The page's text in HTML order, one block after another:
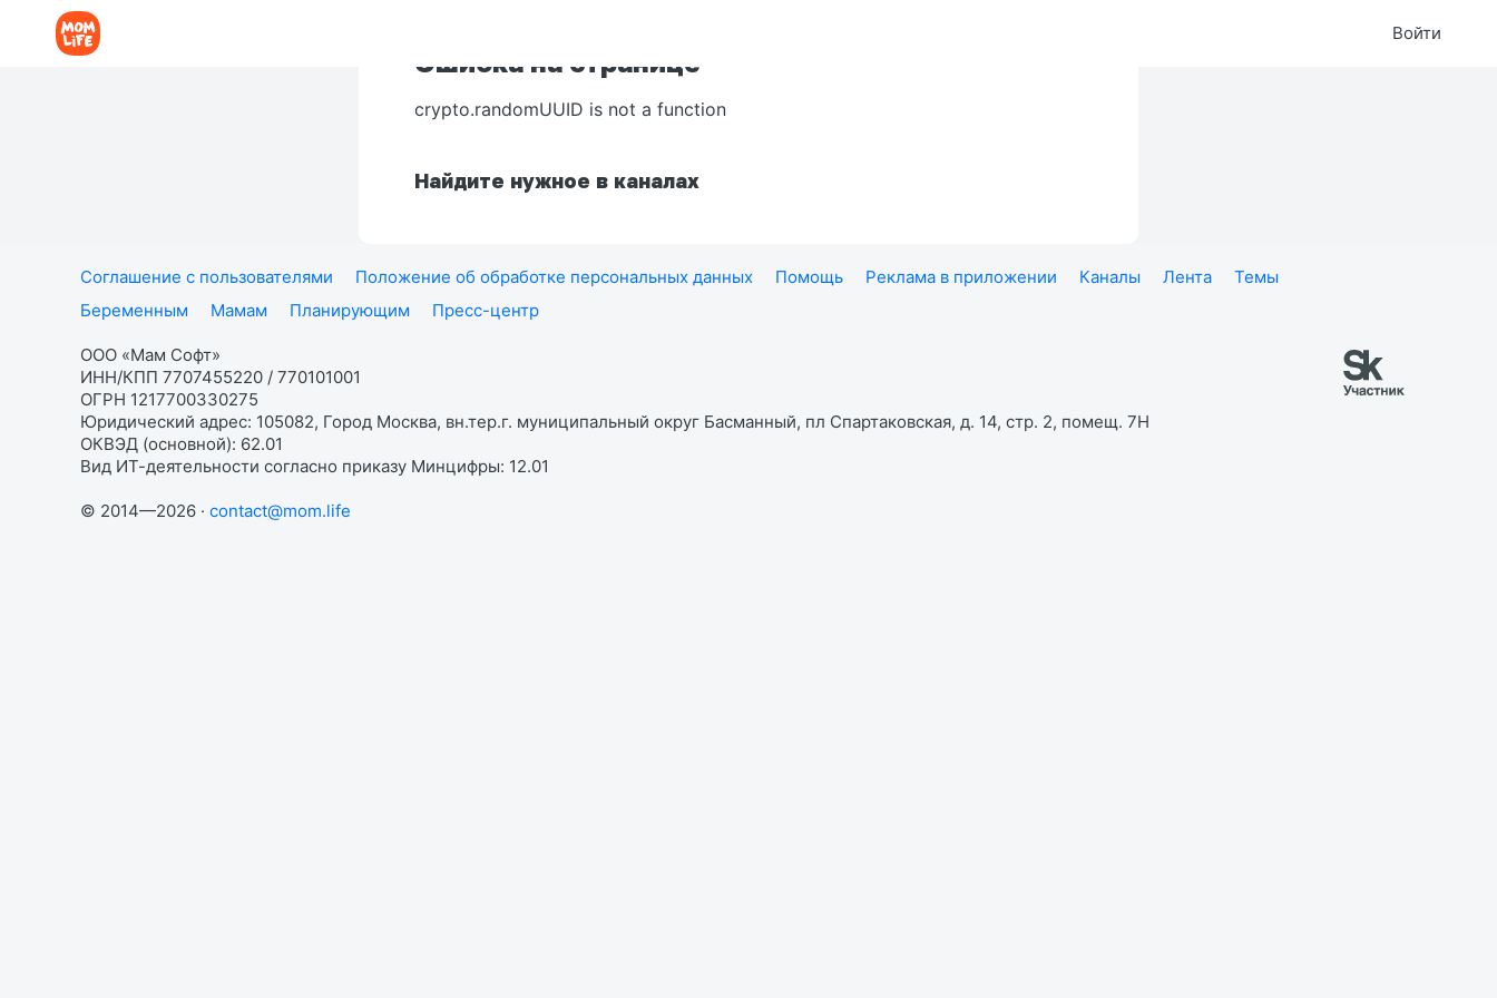
Войти
Ошибка на странице
crypto.randomUUID is not a function
Найдите нужное в каналах
Соглашение с пользователями Положение об обработке персональных данных Помощь Реклама в приложении Каналы Лента
Темы
Беременным
Мамам Планирующим Пресс-центр
ООО «Мам Софт»
ИНН/КПП 7707455220 / 770101001
ОГРН 1217700330275
Юридический адрес: 105082, Город Москва, вн.тер.г. муниципальный округ Басманный, пл Спартаковская, д. 14, стр. 2, помещ. 7Н
ОКВЭД (основной): 62.01
Вид ИТ-деятельности согласно приказу Минцифры: 12.01
© 2014—2026 · contact@mom.life